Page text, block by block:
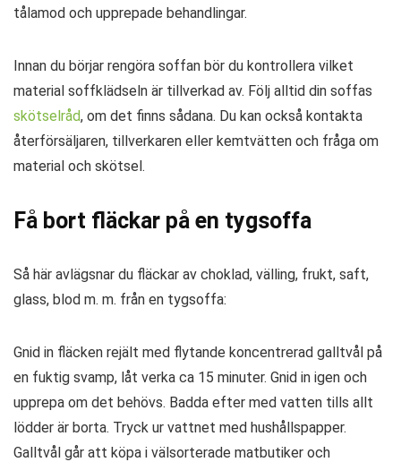
tålamod och upprepade behandlingar.
Innan du börjar rengöra soffan bör du kontrollera vilket
material soffklädseln är tillverkad av. Följ alltid din soffas
skötselråd, om det finns sådana. Du kan också kontakta
återförsäljaren, tillverkaren eller kemtvätten och fråga om
material och skötsel.
Få bort fläckar på en tygsoffa
Så här avlägsnar du fläckar av choklad, välling, frukt, saft,
glass, blod m. m. från en tygsoffa:
Gnid in fläcken rejält med flytande koncentrerad galltvål på
en fuktig svamp, låt verka ca 15 minuter. Gnid in igen och
upprepa om det behövs. Badda efter med vatten tills allt
lödder är borta. Tryck ur vattnet med hushållspapper.
Galltvål går att köpa i välsorterade matbutiker och